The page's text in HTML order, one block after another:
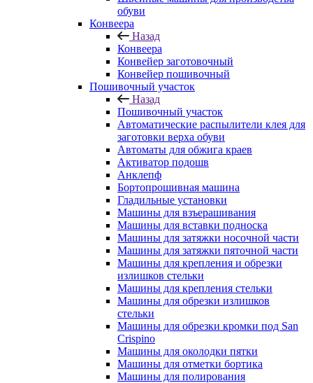
обуви
Конвеера
Назад
Конвеера
Конвейер заготовочный
Конвейер пошивочный
Пошивочный участок
Назад
Пошивочный участок
Автоматические распылители клея для
заготовки верха обуви
Автоматы для обжига краев
Активатор подошв
Анклепф
Бортопрошивная машина
Гладильные установки
Машины для взъерашивания
Машины для вставки подноска
Машины для затяжки носочной части
Машины для затяжки пяточной части
Машины для крепления и обрезки
излишков стельки
Машины для крепления стельки
Машины для обрезки излишков
стельки
Машины для обрезки кромки под San
Crispino
Машины для околодки пятки
Машины для отметки бортика
Машины для полирования